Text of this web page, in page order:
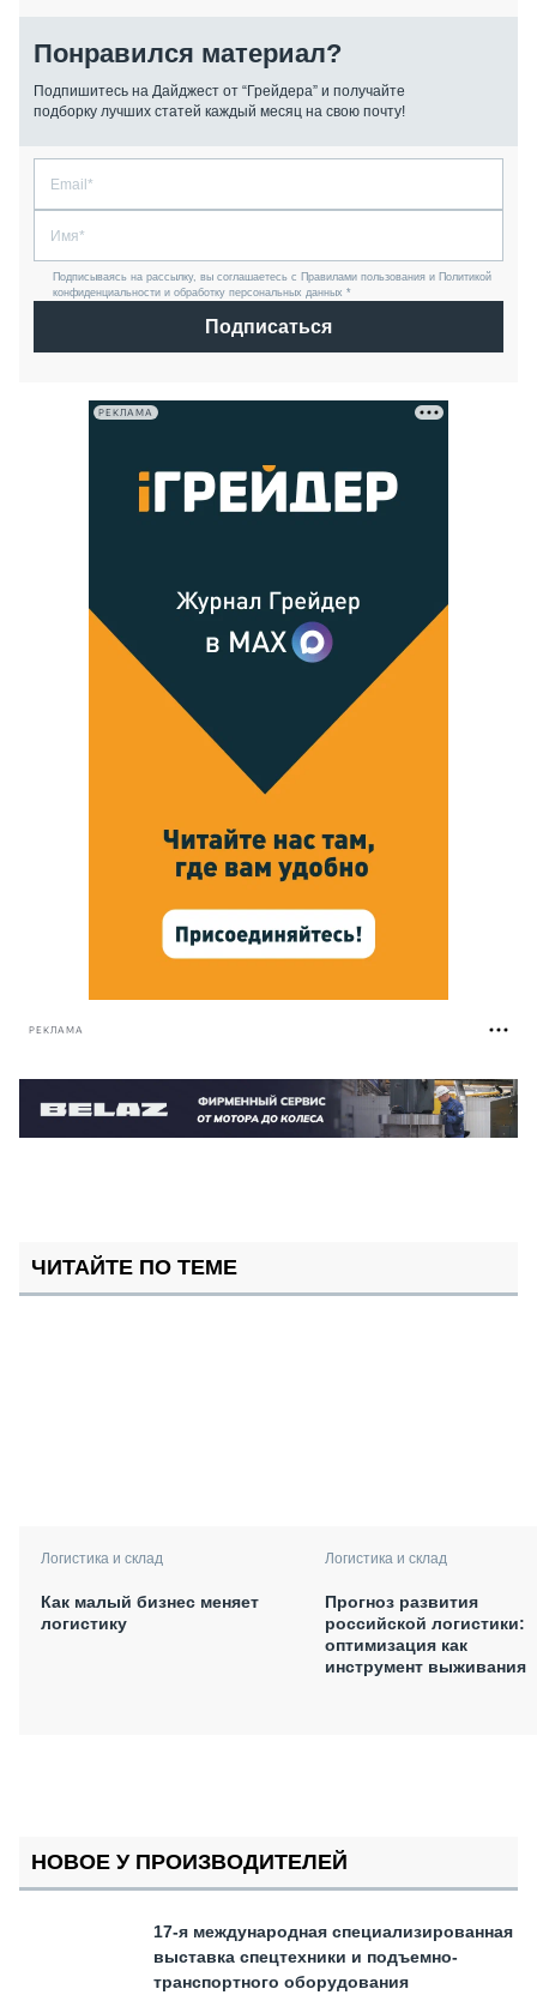
Понравился материал?
Подпишитесь на Дайджест от “Грейдера” и получайте
подборку лучших статей каждый месяц на свою почту!
Подписываясь на рассылку, вы соглашаетесь с Правилами пользования и Политикой
конфиденциальности и обработку персональных данных *
Подписаться
РЕКЛАМА
РЕКЛАМА
ЧИТАЙТЕ ПО ТЕМЕ
Логистика и склад
Как малый бизнес меняет
логистику
Логистика и склад
Прогноз развития
российской логистики:
оптимизация как
инструмент выживания
НОВОЕ У ПРОИЗВОДИТЕЛЕЙ
17-я международная специализированная
выставка спецтехники и подъемно-
транспортного оборудования